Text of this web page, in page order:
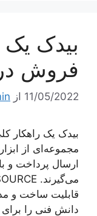
بیدک یک
فروش
11/05/2022 از
بیدک یک راهکار
مجموعه‌ای از
ارسال پرداخت و
قابلیت ساخت و
دانش فنی را